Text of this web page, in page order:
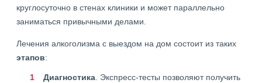
круглосуточно в стенах клиники и может параллельно
заниматься привычными делами.
Лечения алкоголизма с выездом на дом состоит из таких
этапов:
Диагностика . Экспресс-тесты позволяют получить